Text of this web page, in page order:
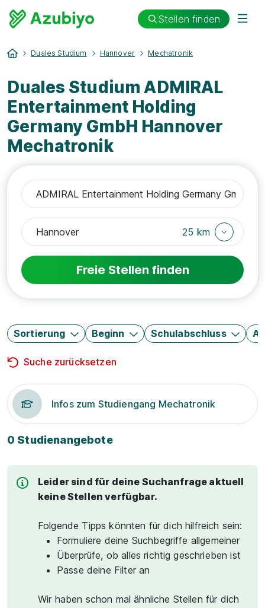
Stellen finden
Duales Studium Hannover Mechatronik
Duales Studium ADMIRAL
Entertainment Holding
Germany GmbH Hannover
Mechatronik
25 km
Freie Stellen finden
Sortierung Beginn Schulabschluss
Suche zurücksetzen
Infos zum Studiengang Mechatronik
0 Studienangebote
Leider sind für deine Suchanfrage aktuell
keine Stellen verfügbar.
Folgende Tipps könnten für dich hilfreich sein:
Formuliere deine Suchbegriffe allgemeiner
Überprüfe, ob alles richtig geschrieben ist
Passe deine Filter an
Wir haben schon mal ähnliche Stellen für dich